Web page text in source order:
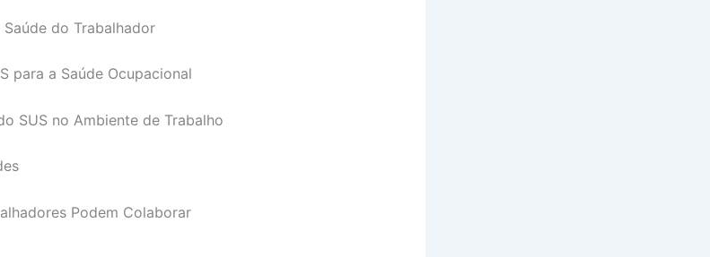
Saúde do Trabalhador
para a Saúde Ocupacional
SUS no Ambiente de Trabalho
Podem Colaborar